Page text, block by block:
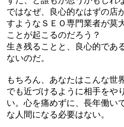
ではなぜ、良心的なはずの店
すようなＳＥＯ専門業者が莫
ことが起こるのだろう？
生き残ることと、良心的であ
ないのだ。
もちろん、あなたはこんな世
でも近づけるように相手をや
い。心を痛めずに、長年働い
な人間になる必要はない。